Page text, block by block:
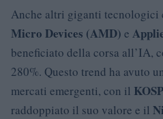
Anche altri giganti tecnologici
Micro Devices (AMD) e
beneficiato della corsa all’IA,
280%. Questo trend ha avuto
mercati emergenti, con il
raddoppiato il suo valore e il